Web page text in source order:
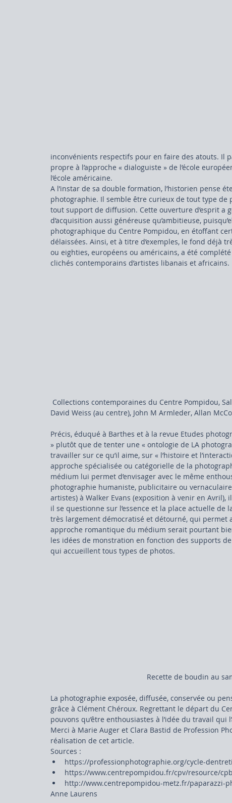
inconvénients respectifs pour en faire des atouts. Il
propre à l’approche « dialoguiste » de l’école
l’école américaine.
A l’instar de sa double formation, l’historien pense
photographie. Il semble être curieux de tout type
tout support de diffusion. Cette ouverture d’esprit a
d’acquisition aussi généreuse qu’ambitieuse,
photographique du Centre Pompidou, en étoffant
délaissées. Ainsi, et à titre d’exemples, le fond déjà
ou eighties, européens ou américains, a été
clichés contemporains d’artistes libanais et africains.
David Weiss (au centre), John M Armleder, Allan
Précis, éduqué à Barthes et à la revue Etudes
» plutôt que de tenter une « ontologie de LA
travailler sur ce qu’il aime, sur « l’histoire et
approche spécialisée ou catégorielle de la
médium lui permet d’envisager avec le même
photographie humaniste, publicitaire ou
artistes) à Walker Evans (exposition à venir en Avril),
il se questionne sur l’essence et la place actuelle
très largement démocratisé et détourné, qui permet
approche romantique du médium serait pourtant
les idées de monstration en fonction des supports
qui accueillent tous types de photos.
Recette de boudin au
La photographie exposée, diffusée, conservée ou
grâce à Clément Chéroux. Regrettant le départ du
pouvons qu’être enthousiastes à l’idée du travail qui
Merci à Marie Auger et Clara Bastid de Profession
réalisation de cet article.
Sources :
https://professionphotographie.org/cycle-
https://www.centrepompidou.fr/cpv/resource/
http://www.centrepompidou-metz.fr/paparazzi-
Anne Laurens